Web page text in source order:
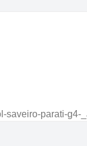
saveiro-parati-g4-